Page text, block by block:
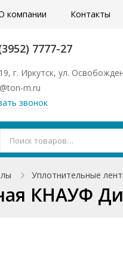
компании Контакты
7777-27
г. Иркутск, ул.
m.ru
звонок
Уплотнительные
КНАУФ